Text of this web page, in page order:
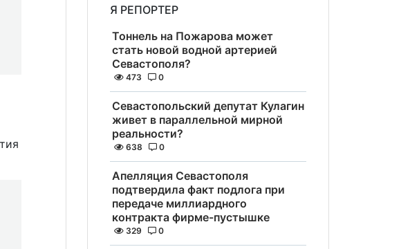
Я РЕПОРТЕР
Тоннель на Пожарова может
стать новой водной артерией
Севастополя?
473 0
Севастопольский депутат Кулагин
живет в параллельной мирной
реальности?
638 0
Апелляция Севастополя
подтвердила факт подлога при
передаче миллиардного
контракта фирме-пустышке
329 0